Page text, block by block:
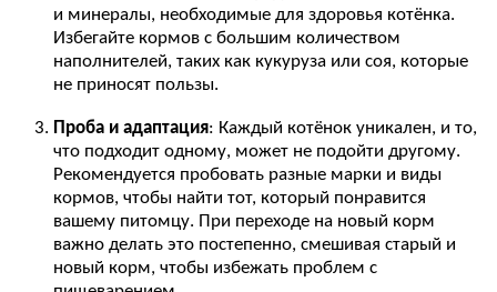
и минералы, необходимые для здоровья котёнка.
Избегайте кормов с большим количеством
наполнителей, таких как кукуруза или соя, которые
не приносят пользы.
Проба и адаптация: Каждый котёнок уникален, и то,
что подходит одному, может не подойти другому.
Рекомендуется пробовать разные марки и виды
кормов, чтобы найти тот, который понравится
вашему питомцу. При переходе на новый корм
важно делать это постепенно, смешивая старый и
новый корм, чтобы избежать проблем с